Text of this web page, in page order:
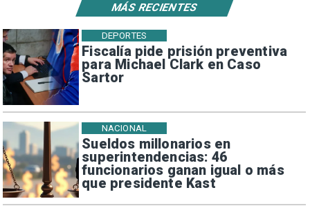
Fiscalía pide prisión preventiva
para Michael Clark en Caso
Sartor
DEPORTES
Sueldos millonarios en
superintendencias: 46
funcionarios ganan igual o más
que presidente Kast
NACIONAL
MÁS RECIENTES